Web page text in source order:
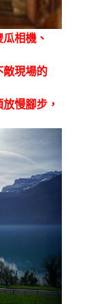
相機、
敵現場的
慢腳步，